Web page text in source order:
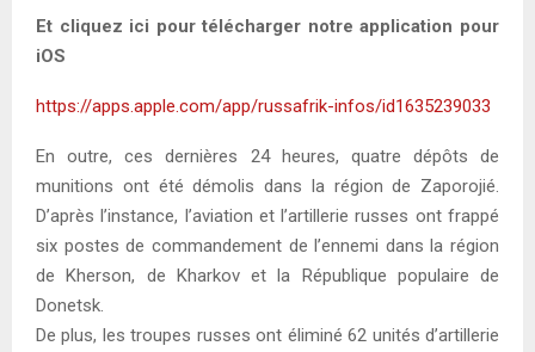
Et cliquez ici pour télécharger notre application pour
iOS
https://apps.apple.com/app/russafrik-infos/id1635239033
En outre, ces dernières 24 heures, quatre dépôts de
munitions ont été démolis dans la région de Zaporojié.
D’après l’instance, l’aviation et l’artillerie russes ont frappé
six postes de commandement de l’ennemi dans la région
de Kherson, de Kharkov et la République populaire de
Donetsk.
De plus, les troupes russes ont éliminé 62 unités d’artillerie